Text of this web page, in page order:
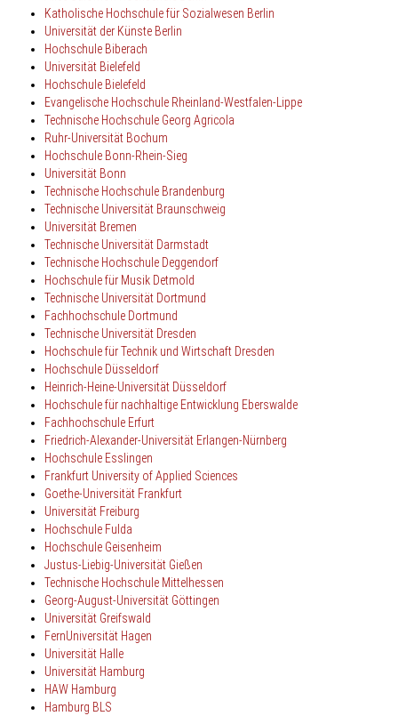
Katholische Hochschule für Sozialwesen Berlin
Universität der Künste Berlin
Hochschule Biberach
Universität Bielefeld
Hochschule Bielefeld
Evangelische Hochschule Rheinland-Westfalen-Lippe
Technische Hochschule Georg Agricola
Ruhr-Universität Bochum
Hochschule Bonn-Rhein-Sieg
Universität Bonn
Technische Hochschule Brandenburg
Technische Universität Braunschweig
Universität Bremen
Technische Universität Darmstadt
Technische Hochschule Deggendorf
Hochschule für Musik Detmold
Technische Universität Dortmund
Fachhochschule Dortmund
Technische Universität Dresden
Hochschule für Technik und Wirtschaft Dresden
Hochschule Düsseldorf
Heinrich-Heine-Universität Düsseldorf
Hochschule für nachhaltige Entwicklung Eberswalde
Fachhochschule Erfurt
Friedrich-Alexander-Universität Erlangen-Nürnberg
Hochschule Esslingen
Frankfurt University of Applied Sciences
Goethe-Universität Frankfurt
Universität Freiburg
Hochschule Fulda
Hochschule Geisenheim
Justus-Liebig-Universität Gießen
Technische Hochschule Mittelhessen
Georg-August-Universität Göttingen
Universität Greifswald
FernUniversität Hagen
Universität Halle
Universität Hamburg
HAW Hamburg
Hamburg BLS